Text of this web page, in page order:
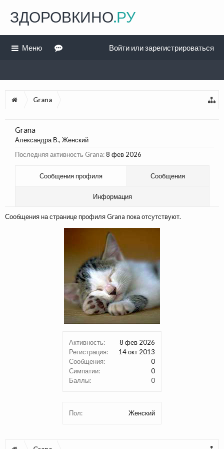
Grana
Активность:
8 фев 2026
Регистрация:
14 окт 2013
Сообщения:
0
Симпатии:
0
Баллы:
0
Пол: Женский
Grana
Александра В., Женский
Последняя активность Grana:8 фев 2026
Сообщения профиля Сообщения
Информация
Сообщения на странице профиля Grana пока отсутствуют.
ЗДОРОВКИНО.РУ
Меню Войти или зарегистрироваться